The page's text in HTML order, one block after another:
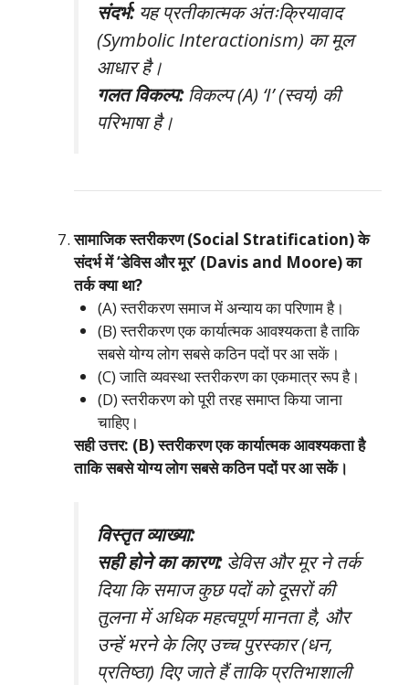
संदर्भ:यह प्रतीकात्मक अंतःक्रियावाद
(Symbolic Interactionism) का मूल
आधार है।
गलत विकल्प:विकल्प (A) ‘I’ (स्वयं) की
परिभाषा है।
सामाजिक स्तरीकरण (Social Stratification) के
संदर्भ में ‘डेविस और मूर’ (Davis and Moore) का
तर्क क्या था?
(A) स्तरीकरण समाज में अन्याय का परिणाम है।
(B) स्तरीकरण एक कार्यात्मक आवश्यकता है ताकि
सबसे योग्य लोग सबसे कठिन पदों पर आ सकें।
(C) जाति व्यवस्था स्तरीकरण का एकमात्र रूप है।
(D) स्तरीकरण को पूरी तरह समाप्त किया जाना
चाहिए।
सही उत्तर: (B) स्तरीकरण एक कार्यात्मक आवश्यकता है
ताकि सबसे योग्य लोग सबसे कठिन पदों पर आ सकें।
विस्तृत व्याख्या:
सही होने का कारण:डेविस और मूर ने तर्क
दिया कि समाज कुछ पदों को दूसरों की
तुलना में अधिक महत्वपूर्ण मानता है, और
उन्हें भरने के लिए उच्च पुरस्कार (धन,
प्रतिष्ठा) दिए जाते हैं ताकि प्रतिभाशाली